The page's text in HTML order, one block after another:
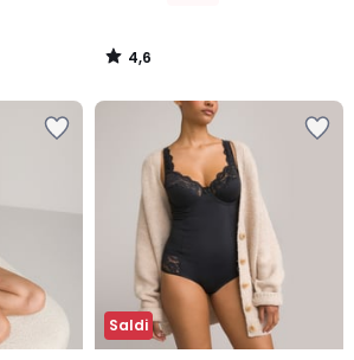
4,6
/
Saldi